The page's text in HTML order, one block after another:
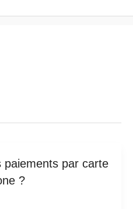
paiements par carte
?